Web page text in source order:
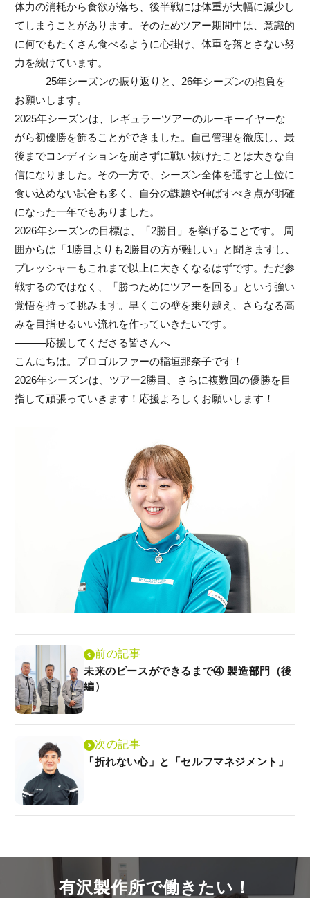
体力の消耗から食欲が落ち、後半戦には体重が大幅に減少し
てしまうことがあります。そのためツアー期間中は、意識的
に何でもたくさん食べるように心掛け、体重を落とさない努
力を続けています。
———25年シーズンの振り返りと、26年シーズンの抱負を
お願いします。
2025年シーズンは、レギュラーツアーのルーキーイヤーな
がら初優勝を飾ることができました。自己管理を徹底し、最
後までコンディションを崩さずに戦い抜けたことは大きな自
信になりました。その一方で、シーズン全体を通すと上位に
食い込めない試合も多く、自分の課題や伸ばすべき点が明確
になった一年でもありました。
2026年シーズンの目標は、「2勝目」を挙げることです。 周
囲からは「1勝目よりも2勝目の方が難しい」と聞きますし、
プレッシャーもこれまで以上に大きくなるはずです。ただ参
戦するのではなく、「勝つためにツアーを回る」という強い
覚悟を持って挑みます。早くこの壁を乗り越え、さらなる高
みを目指せるいい流れを作っていきたいです。
———応援してくださる皆さんへ
こんにちは。プロゴルファーの稲垣那奈子です！
2026年シーズンは、ツアー2勝目、さらに複数回の優勝を目
指して頑張っていきます！応援よろしくお願いします！
前の記事
未来のピースができるまで④ 製造部門（後
編）
次の記事
「折れない心」と「セルフマネジメント」
有沢製作所で働きたい！